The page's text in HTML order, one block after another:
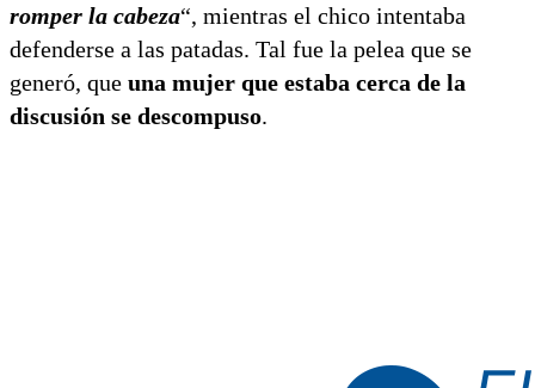
romper la cabeza“, mientras el chico intentaba
defenderse a las patadas. Tal fue la pelea que se
generó, que una mujer que estaba cerca de la
discusión se descompuso.